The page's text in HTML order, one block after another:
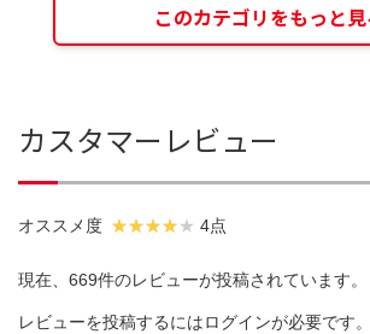
このカテゴリをもっと見
カスタマーレビュー
オススメ度 4点
現在、669件のレビューが投稿されています。
レビューを投稿するにはログインが必要です。